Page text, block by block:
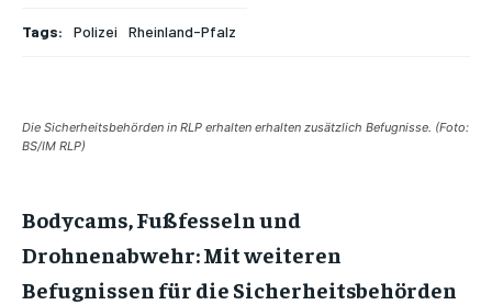
Tags: Polizei Rheinland-Pfalz
Die Sicherheitsbehörden in RLP erhalten erhalten zusätzlich Befugnisse. (Foto:
BS/IM RLP)
Bodycams, Fußfesseln und
Drohnenabwehr: Mit weiteren
Befugnissen für die Sicherheitsbehörden